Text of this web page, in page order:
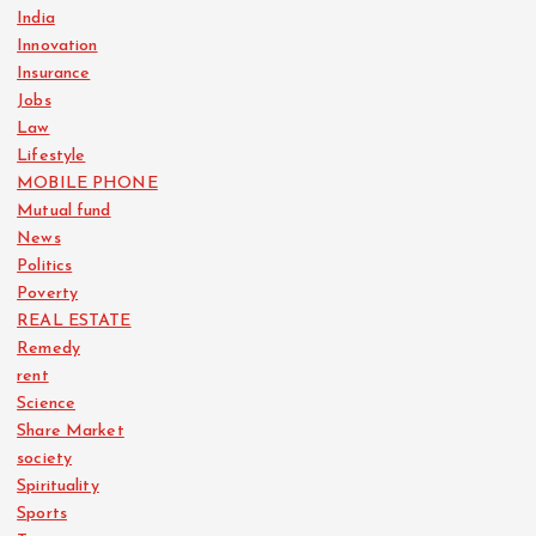
India
Innovation
Insurance
Jobs
Law
Lifestyle
MOBILE PHONE
Mutual fund
News
Politics
Poverty
REAL ESTATE
Remedy
rent
Science
Share Market
society
Spirituality
Sports